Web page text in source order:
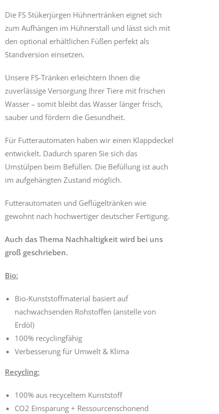
Die FS Stükerjürgen Hühnertränken eignet sich
zum Aufhängen im Hühnerstall und lässt sich mit
den optional erhältlichen Füßen perfekt als
Standversion einsetzen.
Unsere FS-Tränken erleichtern Ihnen die
zuverlässige Versorgung Ihrer Tiere mit frischen
Wasser – somit bleibt das Wasser länger frisch,
sauber und fördern die Gesundheit.
Für Futterautomaten haben wir einen Klappdeckel
entwickelt. Dadurch sparen Sie sich das
Umstülpen beim Befüllen. Die Befüllung ist auch
im aufgehängten Zustand möglich.
Futterautomaten und Geflügeltränken wie
gewohnt nach hochwertiger deutscher Fertigung.
Auch das Thema Nachhaltigkeit wird bei uns
groß geschrieben.
Bio:
Bio-Kunststoffmaterial basiert auf
nachwachsenden Rohstoffen (anstelle von
Erdöl)
100% recyclingfähig
Verbesserung für Umwelt & Klima
Recycling:
100% aus recyceltem Kunststoff
CO2 Einsparung + Ressourcenschonend